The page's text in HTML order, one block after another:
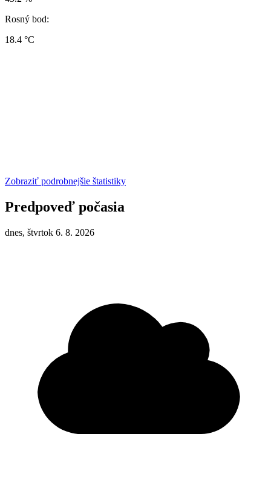
Rosný bod:
18.4 °C
Zobraziť podrobnejšie štatistiky
Predpoveď počasia
dnes, štvrtok 6. 8. 2026